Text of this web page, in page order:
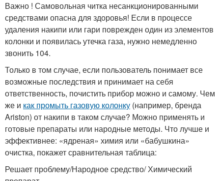
Важно ! Самовольная читка несанкционированными
средствами опасна для здоровья! Если в процессе
удаления накипи или гари поврежден один из элементов
колонки и появилась утечка газа, нужно немедленно
звонить 104.
Только в том случае, если пользователь понимает все
возможные последствия и принимает на себя
ответственность, почистить прибор можно и самому. Чем
же и как промыть газовую колонку (например, бренда
Ariston) от накипи в таком случае? Можно применять и
готовые препараты или народные методы. Что лучше и
эффективнее: «ядреная» химия или «бабушкина»
очистка, покажет сравнительная таблица:
Решает проблему/Народное средство/ Химический